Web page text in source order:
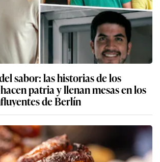
sabor: las historias de los
patria y llenan mesas en los
de Berlín